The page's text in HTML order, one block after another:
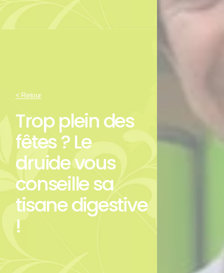
< Retour
Trop plein des
fêtes ? Le
druide vous
conseille sa
tisane digestive
!